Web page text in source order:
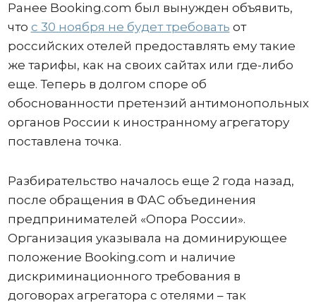
Ранее Booking.com был вынужден объявить,
что с 30 ноября не будет требовать от
российских отелей предоставлять ему такие
же тарифы, как на своих сайтах или где-либо
еще. Теперь в долгом споре об
обоснованности претензий антимонопольных
органов России к иностранному агрегатору
поставлена точка.
Разбирательство началось еще 2 года назад,
после обращения в ФАС объединения
предпринимателей «Опора России».
Организация указывала на доминирующее
положение Booking.com и наличие
дискриминационного требования в
договорах агрегатора с отелями – так